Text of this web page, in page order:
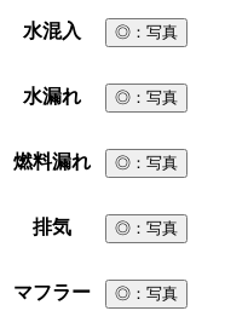
水混入 ◎ ：写真
水漏れ ◎ ：写真
燃料漏れ ◎ ：写真
排気 ◎ ：写真
マフラー ◎ ：写真